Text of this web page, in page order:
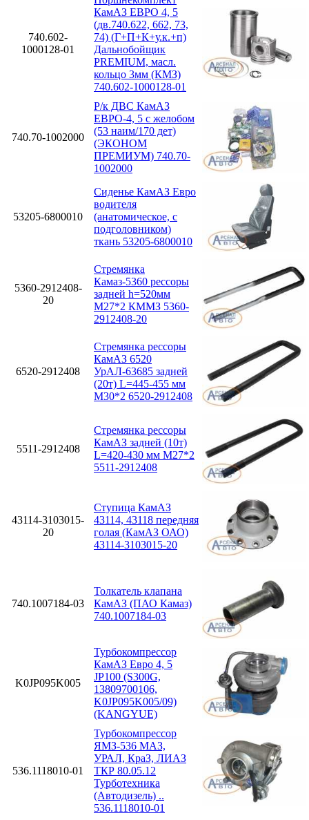
740.602-
1000128-01
КамАЗ ЕВРО 4, 5
(дв.740.622, 662, 73,
74) (Г+П+К+у.к.+п)
Дальнобойщик
PREMIUM, масл.
кольцо 3мм (КМЗ)
740.602-1000128-01
740.70-1002000
Р/к ДВС КамАЗ
ЕВРО-4, 5 с желобом
(53 наим/170 дет)
(ЭКОНОМ
ПРЕМИУМ) 740.70-
1002000
53205-6800010
Сиденье КамАЗ Евро
водителя
(анатомическое, с
подголовником)
ткань 53205-6800010
5360-2912408-
20
Стремянка
Камаз-5360 рессоры
задней h=520мм
М27*2 КММЗ 5360-
2912408-20
6520-2912408
Стремянка рессоры
КамАЗ 6520
УрАЛ-63685 задней
(20т) L=445-455 мм
М30*2 6520-2912408
5511-2912408
Стремянка рессоры
КамАЗ задней (10т)
L=420-430 мм М27*2
5511-2912408
43114-3103015-
20
Ступица КамАЗ
43114, 43118 передняя
голая (КамАЗ ОАО)
43114-3103015-20
740.1007184-03
Толкатель клапана
КамАЗ (ПАО Камаз)
740.1007184-03
K0JP095K005
Турбокомпрессор
КамАЗ Евро 4, 5
JP100 (S300G,
13809700106,
K0JP095K005/09)
(KANGYUE)
536.1118010-01
Турбокомпрессор
ЯМЗ-536 МАЗ,
УРАЛ, КраЗ, ЛИАЗ
ТКР 80.05.12
Турботехника
(Автодизель) ..
536.1118010-01